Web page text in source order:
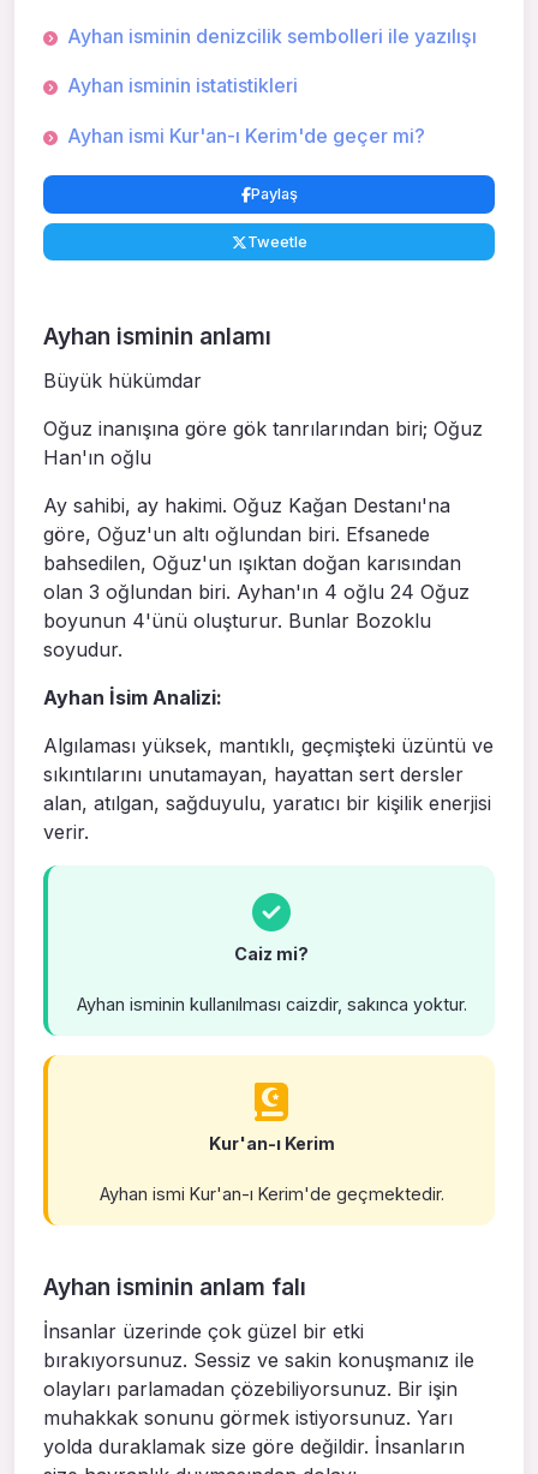
Ayhan isminin denizcilik sembolleri ile yazılışı
Ayhan isminin istatistikleri
Ayhan ismi Kur'an-ı Kerim'de geçer mi?
Paylaş
Tweetle
Ayhan isminin anlamı
Büyük hükümdar
Oğuz inanışına göre gök tanrılarından biri; Oğuz
Han'ın oğlu
Ay sahibi, ay hakimi. Oğuz Kağan Destanı'na
göre, Oğuz'un altı oğlundan biri. Efsanede
bahsedilen, Oğuz'un ışıktan doğan ka­rısından
olan 3 oğlundan biri. Ay­han'ın 4 oğlu 24 Oğuz
boyunun 4'ünü oluşturur. Bunlar Bozoklu
soyudur.
Ayhan İsim Analizi:
Algılaması yüksek, mantıklı, geçmişteki üzüntü ve
sıkıntılarını unutamayan, hayattan sert dersler
alan, atılgan, sağduyulu, yaratıcı bir kişilik enerjisi
verir.
Caiz mi?
Ayhan isminin kullanılması caizdir, sakınca yoktur.
Kur'an-ı Kerim
Ayhan ismi Kur'an-ı Kerim'de geçmektedir.
Ayhan isminin anlam falı
İnsanlar üzerinde çok güzel bir etki
bırakıyorsunuz. Sessiz ve sakin konuşmanız ile
olayları parlamadan çözebiliyorsunuz. Bir işin
muhakkak sonunu görmek istiyorsunuz. Yarı
yolda duraklamak size göre değildir. İnsanların